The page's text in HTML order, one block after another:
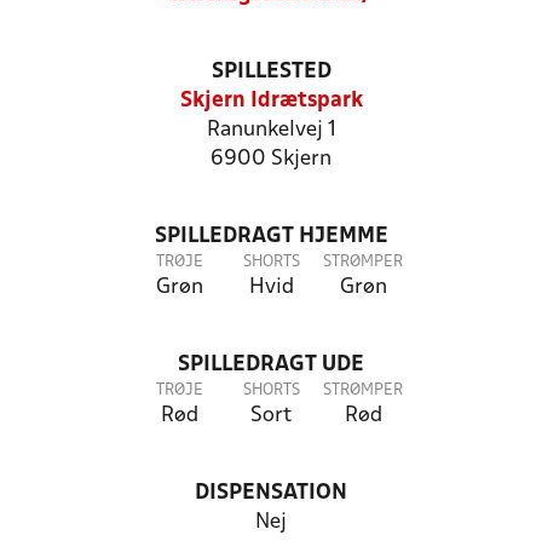
SPILLESTED
Skjern Idrætspark
Ranunkelvej 1
6900 Skjern
SPILLEDRAGT HJEMME
TRØJE
Grøn
SHORTS
Hvid
STRØMPER
Grøn
SPILLEDRAGT UDE
TRØJE
Rød
SHORTS
Sort
STRØMPER
Rød
DISPENSATION
Nej